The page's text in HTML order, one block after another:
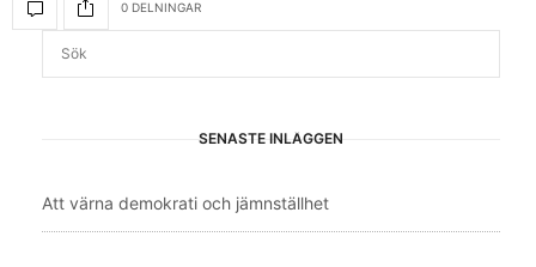
0 DELNINGAR
SENASTE INLÄGGEN
Att värna demokrati och jämnställhet